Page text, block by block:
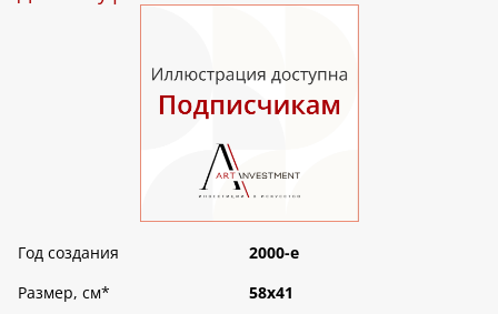
Год создания
2000-е
Размер, см*
58х41